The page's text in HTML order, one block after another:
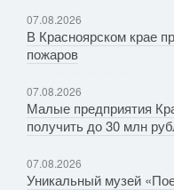
07.08.2026
В Красноярском крае
пожаров
07.08.2026
Малые предприятия
получить до 30 млн
07.08.2026
Уникальный музей